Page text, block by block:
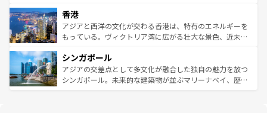
とつ。フォーやバインミー、ベトナムコーヒーなどは、ぜ
ひ現地で味わいたい。どの地域を訪れてもあたたかい人々
が旅行者を迎えてくれるので、きっと忘れられない旅にな
参照してほしい。
の活気が交差している。北部ではチェンマイなどの山岳地
帯で自然と触れ合い、南部ではプーケットやクラビの美し
いビーチでリゾート気分を楽しむことができる。タイ料理
激する。気候は一年中温暖で、どの季節にも異なる楽しみ
が待っている。親しみやすいタイの人々、仏教を中心とし
た文化、そして多様な観光資源が、訪れる旅人を魅了し続
香港
アジアと西洋の文化が交わる香港は、特有のエネルギーを
もっている。ヴィクトリア湾に広がる壮大な景色、近未来
み、どこを訪れても感動するはず。観光スポットが密集し
ており、効率よく見どころを回れるのも魅力。息をのむよ
うな絶景から文化的な体験まで、香港を存分に楽しみ尽く
シンガポール
アジアの交差点として多文化が融合した独自の魅力を放つ
シンガポール。未来的な建築物が並ぶマリーナベイ、歴史